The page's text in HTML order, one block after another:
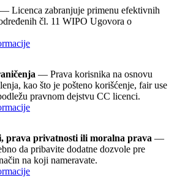
— Licenca zabranjuje primenu efektivnih
čl. 11 WIPO Ugovora o
— Prava korisnika na osnovu
kao što je pošteno korišćenje, fair use
pravnom dejstvu CC licenci.
prava privatnosti ili moralna prava —
da pribavite dodatne dozvole pre
na koji nameravate.